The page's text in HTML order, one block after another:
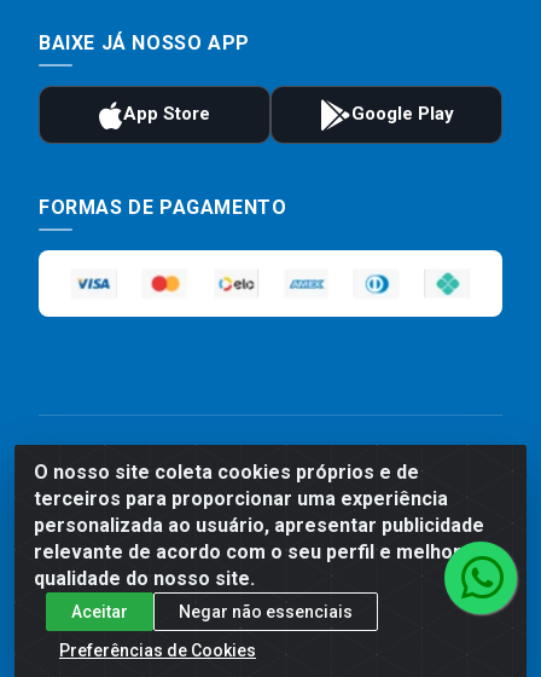
O nosso site coleta cookies próprios e de
terceiros para proporcionar uma experiência
personalizada ao usuário, apresentar publicidade
relevante de acordo com o seu perfil e melhorar a
qualidade do nosso site.
Aceitar
Negar não essenciais
Preferências de Cookies
BAIXE JÁ NOSSO APP
FORMAS DE PAGAMENTO
para compras realizadas exclusivamente pelo site. Caso haja
divergência de preço de um produto, será válido o preço que for
exibido no carrinho de compras do site no momento do pagamento.
As vendas estão sujeitas a análise e disponibilidade do estoque.
Imagens de produtos meramente ilustrativas.
Comercial de Construção 2001 LTDA - Av. Congresso
Eucarístico, 1179 - São José, Carpina - PE - CEP: 55811-
000 - 70.220.389/0001-66